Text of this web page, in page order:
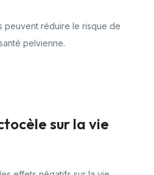
peuvent réduire le risque de
pelvienne.
sur la vie